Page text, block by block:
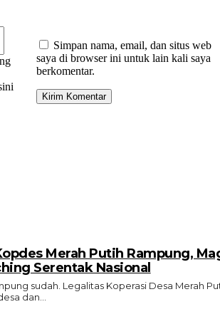
Simpan nama, email, dan situs web
saya di browser ini untuk lain kali saya
berkomentar.
Merah Putih Rampung,
Serentak Nasional
sudah. Legalitas Koperasi Desa Merah
dan...